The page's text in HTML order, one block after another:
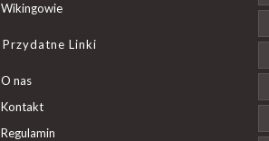
Wikingowie
Przydatne Linki
O nas
Kontakt
Regulamin